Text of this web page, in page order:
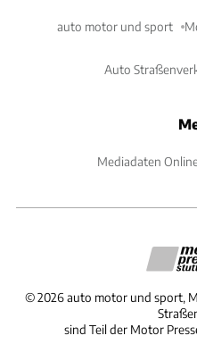
auto motor und sport
Auto
Mediadaten
©2026 auto motor und sport,
sind Teil der Motor